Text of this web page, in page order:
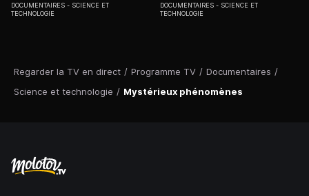
Regarder la TV en direct / Programme TV / Documentaires /
Science et technologie / Mystérieux phénomènes
DOCUMENTAIRES
SCIENCE ET
TECHNOLOGIE
DOCUMENTAIRES
SCIENCE ET
TECHNOLOGIE